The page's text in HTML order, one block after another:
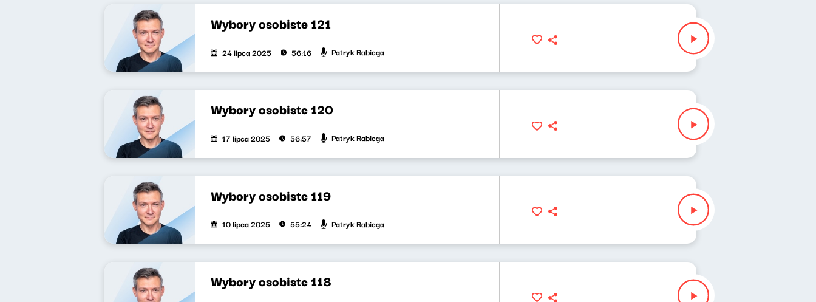
Wybory osobiste 121
24 lipca 2025 56:16 Patryk Rabiega
Wybory osobiste 120
17 lipca 2025 56:57 Patryk Rabiega
Wybory osobiste 119
10 lipca 2025 55:24 Patryk Rabiega
Wybory osobiste 118